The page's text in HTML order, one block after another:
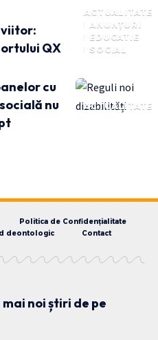
ACTUALITATE
ANUNȚURI
EDUCATIE
SOCIAL
viitor:
QX
ACTUALITATE
cu
nu
Politica de Confidențialitate
deontologic Contact
noi știri de pe